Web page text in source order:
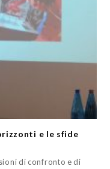
e le sfide
di confronto e di